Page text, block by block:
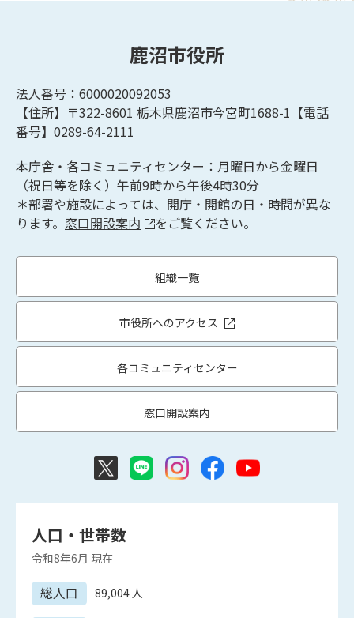
鹿沼市役所
法人番号：6000020092053
【住所】〒322-8601 栃木県鹿沼市今宮町1688-1【電話
番号】0289-64-2111
本庁舎・各コミュニティセンター：月曜日から金曜日
（祝日等を除く）午前9時から午後4時30分
＊部署や施設によっては、開庁・開館の日・時間が異な
ります。 窓口開設案内 をご覧ください。
組織一覧
市役所へのアクセス
各コミュニティセンター
窓口開設案内
人口・世帯数
令和8年6月 現在
総人口 89,004人